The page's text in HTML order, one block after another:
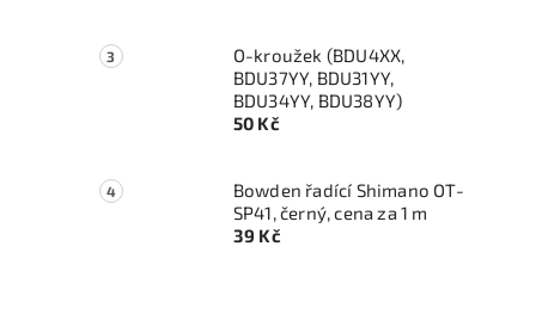
O-kroužek (BDU4XX,
BDU37YY, BDU31YY,
BDU34YY, BDU38YY)
50 Kč
Bowden řadící Shimano OT-
SP41, černý, cena za 1 m
39 Kč